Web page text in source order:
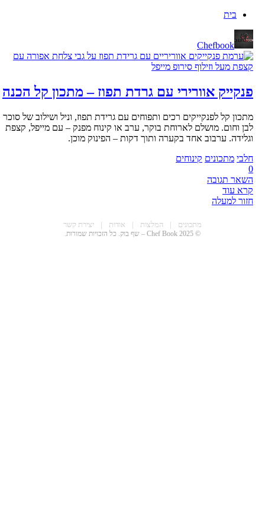
בית
Chefbook
פנקייק אוורירי עם גרדת תפוז – מתכון קל הכנה
מתכון קל לפנקייקים רכים ותפוחים עם גרידת תפוז, וניל ושילוב של סוכר
לבן וחום. מושלם לארוחת בוקר, ערב או קינוח מפנק – עם מייפל, קצפת
וגלידה. ערבוב אחד בקערה ותוך דקות – הפינוק מוכן.
חלבי מתכונים קינוחים
השאר תגובה
קרא עוד
חזור למעלה
מתכונים | המלצות | אודות | יצירת קשר